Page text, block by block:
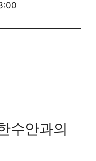
수안과의